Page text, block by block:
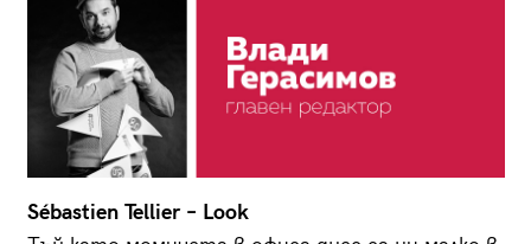
Sébastien Tellier – Look